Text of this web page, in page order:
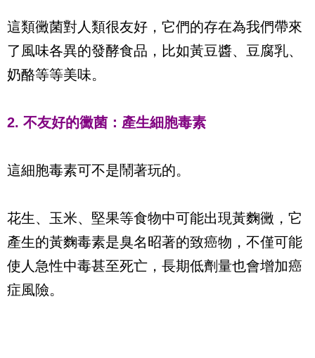
這類黴菌對人類很友好，它們的存在為我們帶來
了風味各異的發酵食品，比如黃豆醬、豆腐乳、
奶酪等等美味。
2. 不友好的黴菌：產生細胞毒素
這細胞毒素可不是鬧著玩的。
花生、玉米、堅果等食物中可能出現黃麴黴，它
產生的黃麴毒素是臭名昭著的致癌物，不僅可能
使人急性中毒甚至死亡，長期低劑量也會增加癌
症風險。